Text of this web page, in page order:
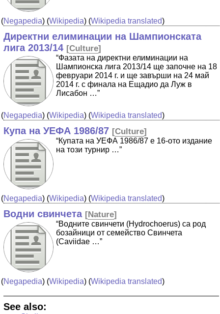
(Negapedia) (Wikipedia) (Wikipedia translated)
Директни елиминации на Шампионската
лига 2013/14 [Culture]
“Фазата на директни елиминации на
Шампионска лига 2013/14 ще започне на 18
февруари 2014 г. и ще завърши на 24 май
2014 г. с финала на Ещадио да Луж в
Лисабон …”
(Negapedia) (Wikipedia) (Wikipedia translated)
Купа на УЕФА 1986/87 [Culture]
“Купата на УЕФА 1986/87 е 16-ото издание
на този турнир …”
(Negapedia) (Wikipedia) (Wikipedia translated)
Водни свинчета [Nature]
“Водните свинчети (Hydrochoerus) са род
бозайници от семейство Свинчета
(Caviidae …”
(Negapedia) (Wikipedia) (Wikipedia translated)
See also: